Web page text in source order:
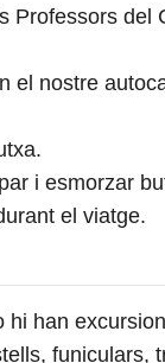
Professors del
el nostre
i esmorzar
el viatge.
han